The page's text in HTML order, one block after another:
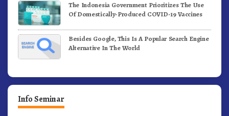
The Indonesia Government Prioritizes The Use
Of Domestically-Produced COVID-19 Vaccines
Besides Google, This Is A Popular Search Engine
Alternative In The World
Info Seminar